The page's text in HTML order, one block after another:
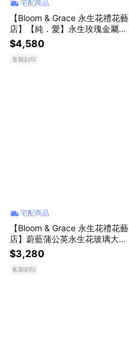
宅配商品
【Bloom & Grace 永生花禮花藝
店】【純．愛】永生玫瑰金屬花
盅 永生花 送禮 節日送禮 禮物
《可備註填寫卡片內容》
$4,580
客製刻印
宅配商品
【Bloom & Grace 永生花禮花藝
店】蔚藍蒲公英永生花玻璃大花
盅(木頭底)永生花 送禮 節日送禮
禮物《可備註填寫卡片內容》
$3,280
客製刻印